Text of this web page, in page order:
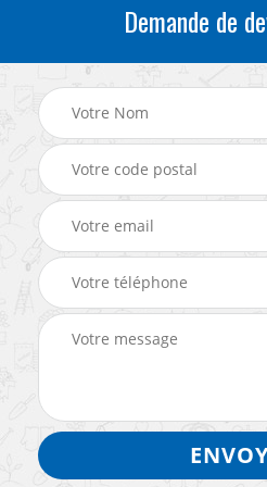
Demande de